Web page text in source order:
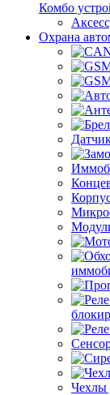
Комбо
Охрана
Чехлы